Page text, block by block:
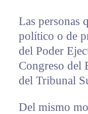
Las personas
político o de
del Poder
Congreso del
del Tribunal
Del mismo